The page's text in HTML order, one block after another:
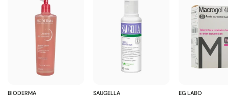
BIODERMA SAUGELLA EG LABO